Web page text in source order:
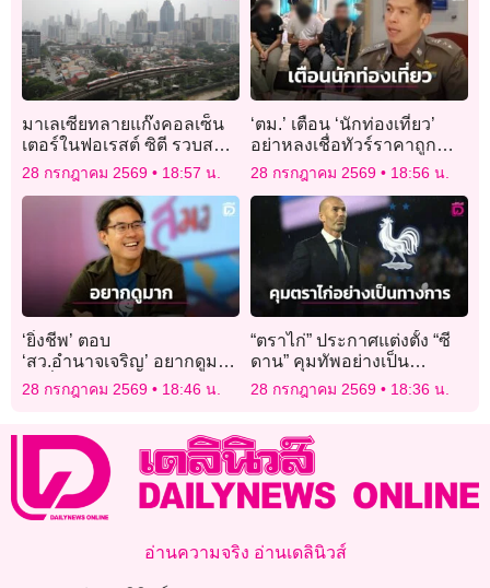
มาเลเซียทลายแก๊งคอลเซ็น
เตอร์ในฟอเรสต์ ซิตี รวบส
แกมเมอร์ 335 คน ส่วนใหญ่
ชาวจีน
28 กรกฎาคม 2569 18:57 น.
‘ตม.’ เตือน ‘นักท่องเที่ยว’
อย่าหลงเชื่อทัวร์ราคาถูก
หลังบุกช่วย 3 อินเดีย ถูก
ลักพาตัวเรียกค่าไถ่
28 กรกฎาคม 2569 18:56 น.
‘ยิ่งชีพ’ ตอบ
‘สว.อำนาจเจริญ’ อยากดูมาก
คำสั่ง กกต.ตีตกปมคุณสมบัติ
แต่มันอยู่ไหน
28 กรกฎาคม 2569 18:46 น.
“ตราไก่” ประกาศแต่งตั้ง “ซี
ดาน” คุมทัพอย่างเป็น
ทางการยาวยันจบฟุตบอล
โลก 2030
28 กรกฎาคม 2569 18:36 น.
อ่านความจริง อ่านเดลินิวส์